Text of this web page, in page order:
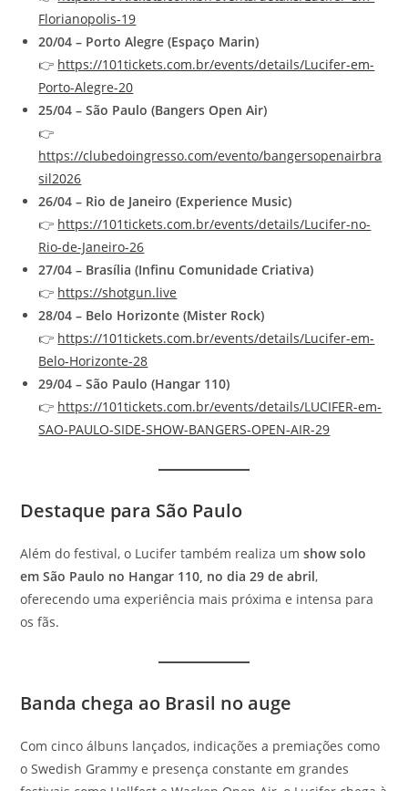
Florianopolis-19
20/04 – Porto Alegre (Espaço Marin)
👉 https://101tickets.com.br/events/details/Lucifer-em-
Porto-Alegre-20
25/04 – São Paulo (Bangers Open Air)
👉
https://clubedoingresso.com/evento/bangersopenairbra
sil2026
26/04 – Rio de Janeiro (Experience Music)
👉 https://101tickets.com.br/events/details/Lucifer-no-
Rio-de-Janeiro-26
27/04 – Brasília (Infinu Comunidade Criativa)
👉 https://shotgun.live
28/04 – Belo Horizonte (Mister Rock)
👉 https://101tickets.com.br/events/details/Lucifer-em-
Belo-Horizonte-28
29/04 – São Paulo (Hangar 110)
👉 https://101tickets.com.br/events/details/LUCIFER-em-
SAO-PAULO-SIDE-SHOW-BANGERS-OPEN-AIR-29
Destaque para São Paulo
Além do festival, o Lucifer também realiza umshow solo
em São Paulo no Hangar 110, no dia 29 de abril,
oferecendo uma experiência mais próxima e intensa para
os fãs.
Banda chega ao Brasil no auge
Com cinco álbuns lançados, indicações a premiações como
o Swedish Grammy e presença constante em grandes